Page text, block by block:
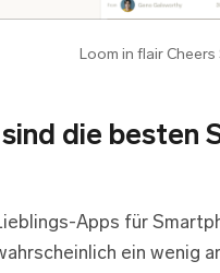
Loom in flair Cheers
sind die besten
Apps für
ein wenig